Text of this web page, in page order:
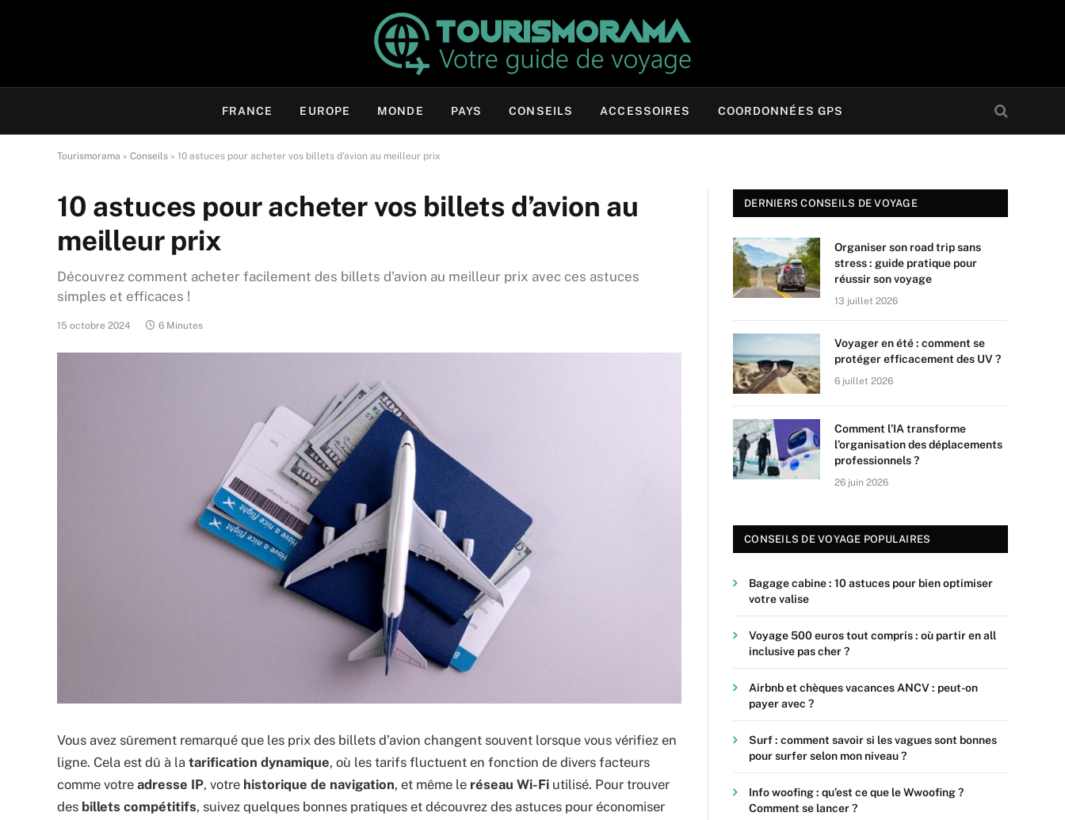
FRANCE EUROPE MONDE PAYS CONSEILS ACCESSOIRES COORDONNÉES GPS
Tourismorama » Conseils » 10 astuces pour acheter vos billets d’avion au meilleur prix
10 astuces pour acheter vos billets d’avion au
meilleur prix
Découvrez comment acheter facilement des billets d'avion au meilleur prix avec ces astuces
simples et efficaces !
15 octobre 2024 6 Minutes
Vous avez sûrement remarqué que les prix des billets d’avion changent souvent lorsque vous vérifiez en
ligne. Cela est dû à la tarification dynamique, où les tarifs fluctuent en fonction de divers facteurs
comme votre adresse IP, votre historique de navigation, et même le réseau Wi-Fi utilisé. Pour trouver
des billets compétitifs, suivez quelques bonnes pratiques et découvrez des astuces pour économiser
DERNIERS CONSEILS DE VOYAGE
Organiser son road trip sans
stress : guide pratique pour
réussir son voyage
13 juillet 2026
Voyager en été : comment se
protéger efficacement des UV ?
6 juillet 2026
Comment l’IA transforme
l’organisation des déplacements
professionnels ?
26 juin 2026
CONSEILS DE VOYAGE POPULAIRES
Bagage cabine : 10 astuces pour bien optimiser
votre valise
Voyage 500 euros tout compris : où partir en all
inclusive pas cher ?
Airbnb et chèques vacances ANCV : peut-on
payer avec ?
Surf : comment savoir si les vagues sont bonnes
pour surfer selon mon niveau ?
Info woofing : qu’est ce que le Wwoofing ?
Comment se lancer ?